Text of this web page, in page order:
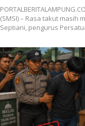
(SMSI) – Rasa takut masih
Septiani, pengurus